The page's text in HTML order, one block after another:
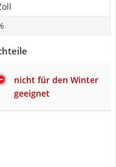
nicht für den Winter
geeignet